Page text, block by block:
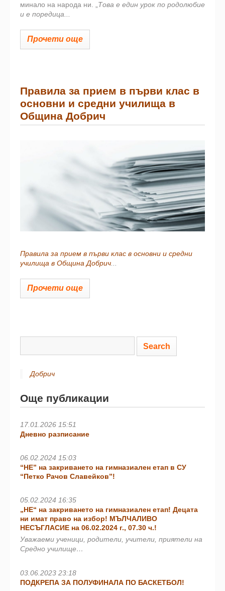
минало на народа ни. „ Това е един урок по родолюбие
и е поредица...
Прочети още
Правила за прием в първи клас в
основни и средни училища в
Община Добрич
Правила за прием в първи клас в основни и средни
училища в Община Добрич
Прочети още
Добрич
Още публикации
17.01.2026 15:51
Дневно разписание
06.02.2024 15:03
“НЕ” на закриването на гимназиален етап в СУ
“Петко Рачов Славейков”!
05.02.2024 16:35
„НЕ“ на закриването на гимназиален етап! Децата
ни имат право на избор! МЪЛЧАЛИВО
НЕСЪГЛАСИЕ на 06.02.2024 г., 07.30 ч.!
Уважаеми ученици, родители, учители, приятели на
Средно училище…
03.06.2023 23:18
ПОДКРЕПА ЗА ПОЛУФИНАЛА ПО БАСКЕТБОЛ!